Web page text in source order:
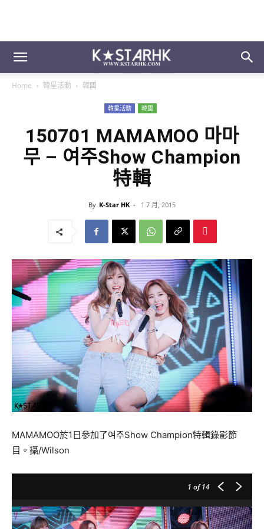
Home 韓星活動 韓國
韓星活動 韓國
150701 MAMAMOO 마마
무 – 여주Show Champion
特輯
By K-Star HK - 1 7 月, 2015
MAMAMOO於1日參加了여주Show Champion特輯錄影節
目。攝/Wilson
1 of 14